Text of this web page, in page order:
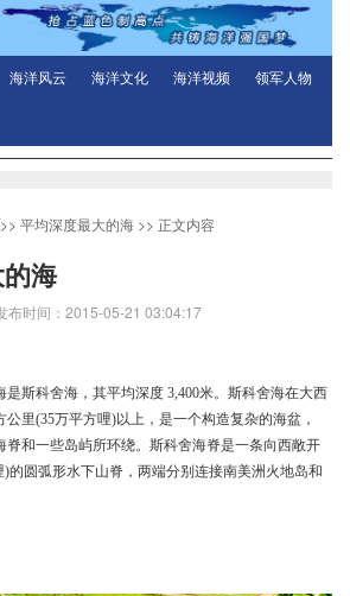
海洋风云 海洋文化 海洋视频 领军人物
>> 平均深度最大的海 >> 正文内容
海
间：2015-05-21 03:04:17
是斯科舍海，其平均深度 3,400米。 斯科舍海在大西
里(35万平方哩)以上，是一个构造复杂的海盆，
脊和一些岛屿所环绕。斯科舍海脊是一条向西敞开
)的圆弧形水下山脊，两端分别连接南美洲火地岛和